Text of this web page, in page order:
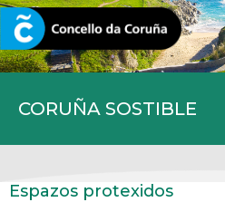
CORUÑA SOSTIBLE
CORUNA.GAL
Espazos protexidos